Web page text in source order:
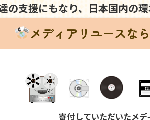
支援にもなり、 日本国内の
メディアリユースな
寄付していただいたメディ